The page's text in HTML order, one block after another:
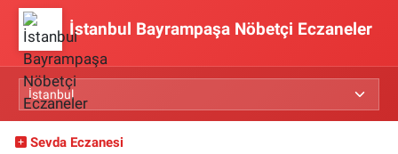
İstanbul Bayrampaşa Nöbetçi Eczaneler
Sevda Eczanesi